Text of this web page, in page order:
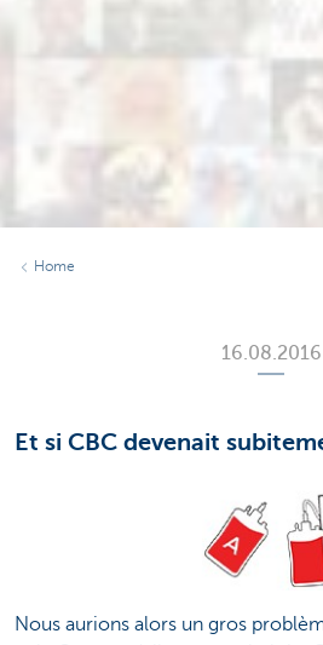
Home
16.08.2016
Et si CBC devenait
Nous aurions alors un gros